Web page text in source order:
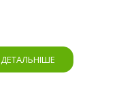
ДЕТАЛЬНІШЕ